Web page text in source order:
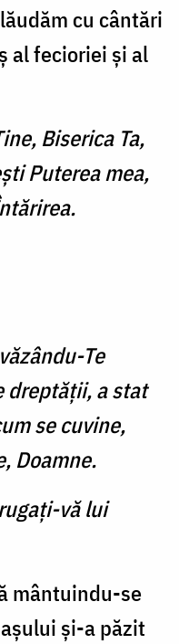
cu cântări
al fecioriei şi al
Biserica Ta,
Puterea mea,
Te
dreptăţii, a stat
se cuvine,
Doamne.
vă lui
mântuindu-se
şi-a păzit